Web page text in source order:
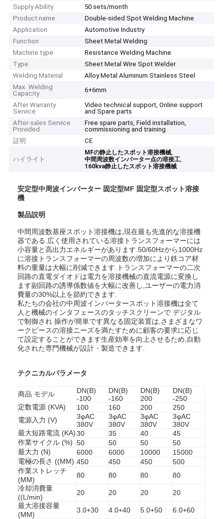
Supply Ability
50 sets/month
Product name
Double-sided Spot Welding Machine
Application
Automotive Industry
Function
Sheet Metal Welding
Machine type
Resistance Welding Machine
Type
Sheet Metal Wire Spot Welder
Welding Material
Alloy Metal Aluminum Stainless Steel
Max. Welding
Capacity
6+6mm
After Warranty
Service
Video technical support, Online support
and Spare parts
After-sales Service
Provided
Free spare parts, Field installation,
commissioning and training
証明
CE
ハイライト:
MFの静止したスポット溶接機械,
中間周波数インバーター点の溶接工,
160kva静止したスポット溶接機械
安定型中周波インバーター 固定型MF 固定型スポット溶接
機
製品説明
中間周波数基座スポット溶接機は,現在最も先進的な溶接機
器である.広く使用されている溶接トランスフォーマーには
小容量と高出力エネルギーがあります.50/60Hzから1000Hz
に溶接トランスフォーマーの周波数の増加により鉄コア材
料の重量は大幅に削減できます.トランスフォーマーの二次
回路の直電ダイオドは電力を溶接機械の直流電源に変換し
ます副回路の誘導係数値を大幅に改善し,ユーザーの電力消
費量の30%以上を節約できます.
私たちの会社の中周波インバータースポット溶接機は全て
人と機械のインタフェースのタッチスクリーンで デジタル
で制御され 操作が簡単です異なる固定装置は,さまざまなワ
ークピースの溶接ニーズを満たすために顧客の要求に応じ
て設定することができます生産効率を向上させるため,自動
化された専門機械が設計・製造できます.
テクニカルパラメータ
商品 モデル
DN(B)
-100
DN(B)
-160
DN(B)
200
DN(B)
-250
定数電源 (KVA)
100 160 200
250
電源入力 (V)
3φAC
380V
3φAC
380V
3φAC
380V
3φAC
380V
最大短路電流 (KA) 30 35 40
45
作業サイクル (%) 50 50 50
50
最大力 (N)
6000 6000 10000
15000
電極の長さ ((MM) 450 450 450
500
作業ストレッチ
(MM)
80 80 80
80
冷却消費量
((L/min)
20 20 20
20
最大溶接容量
(MM)
3.0+30 4.0+40 5.0+50 6.0+60